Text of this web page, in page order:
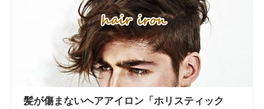
髪が傷まないヘアアイロン「ホリスティック